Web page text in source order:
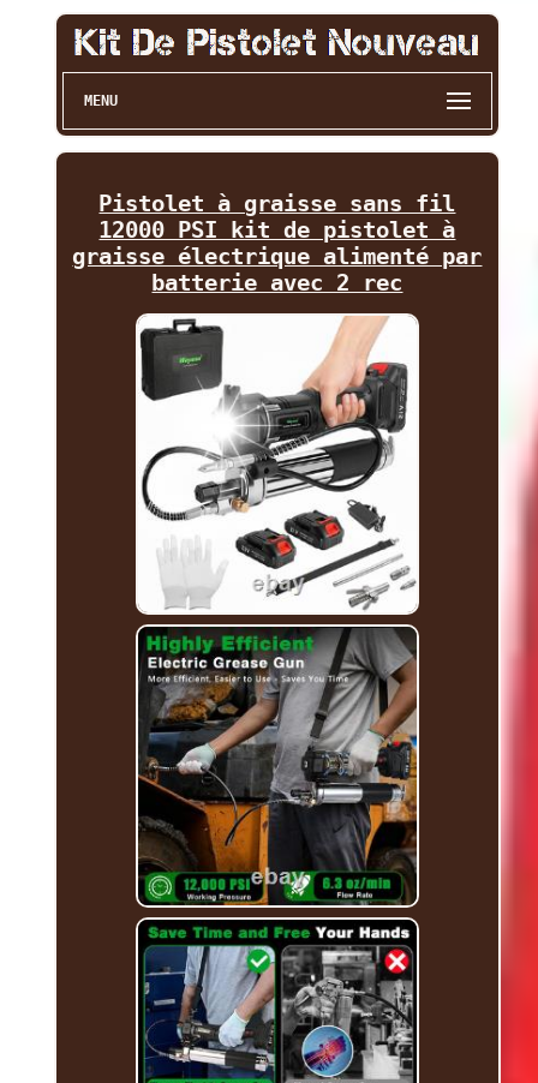
MENU
Pistolet à graisse sans fil
12000 PSI kit de pistolet à
graisse électrique alimenté par
batterie avec 2 rec